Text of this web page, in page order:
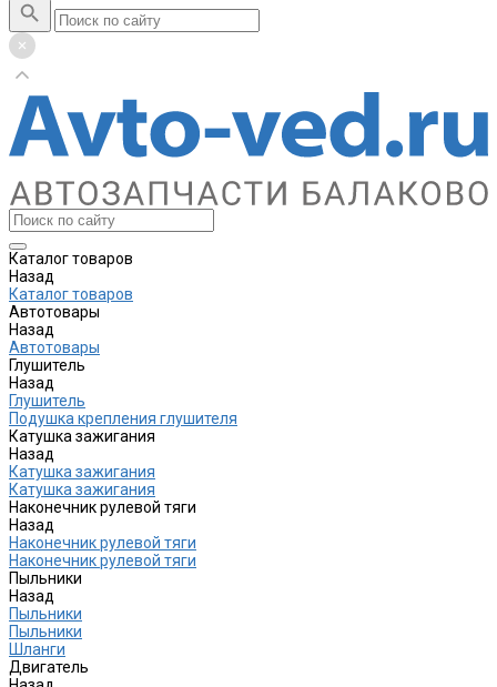
Каталог товаров
Назад
Каталог товаров
Автотовары
Назад
Автотовары
Глушитель
Назад
Глушитель
Подушка крепления глушителя
Катушка зажигания
Назад
Катушка зажигания
Катушка зажигания
Наконечник рулевой тяги
Назад
Наконечник рулевой тяги
Наконечник рулевой тяги
Пыльники
Назад
Пыльники
Пыльники
Шланги
Двигатель